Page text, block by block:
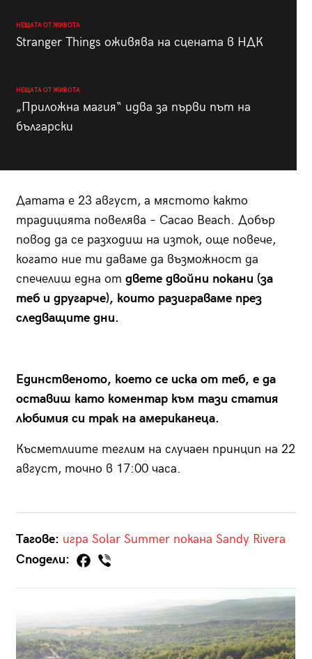
НЕЩАТА ОТ ЖИВОТА
Stranger Things оживява на сцената в НДК
НЕЩАТА ОТ ЖИВОТА
„Приложна магия“ идва за първи път на
български
Датата е 23 август, а мястото както
традицията повелява – Cacao Beach. Добър
повод да се разходиш на изток, още повече,
когато ние ти даваме да възможност да
спечелиш една от двете двойни покани (за
теб и другарче), които разиграваме през
следващите дни.
Единственото, което се иска от теб, е да
оставиш като коментар към тази статия
любимия си трак на американеца.
Късметлиите теглим на случаен принцип на 22
август, точно в 17:00 часа.
Тагове: игра Solar Summer покана Sandy Rivera
Сподели: